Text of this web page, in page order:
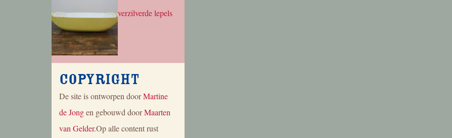
Copyright
De site is ontworpen doorMartine
de Jongen gebouwd doorMaarten
van Gelder.Op alle content rust